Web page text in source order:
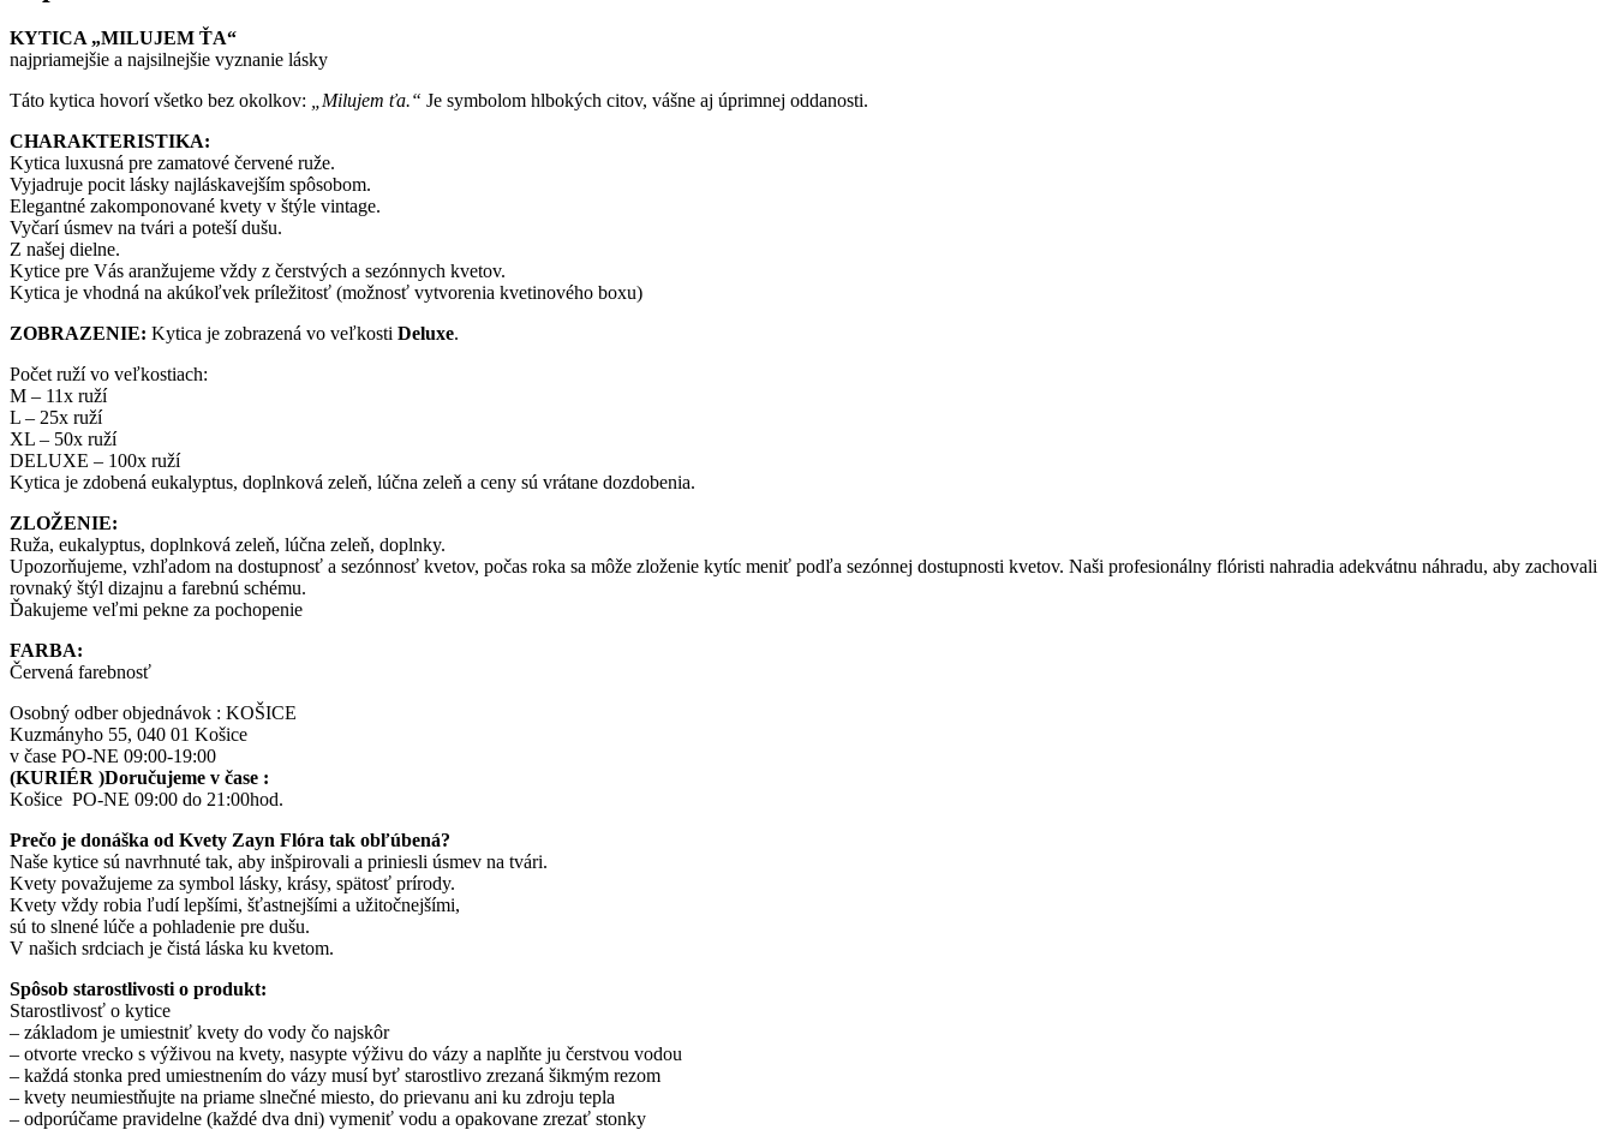
KYTICA „MILUJEM ŤA“
najpriamejšie a najsilnejšie vyznanie lásky
Táto kytica hovorí všetko bez okolkov:
„Milujem ťa.“ Je symbolom hlbokých citov, vášne aj úprimnej oddanosti.
CHARAKTERISTIKA:
Kytica luxusná pre zamatové červené ruže.
Vyjadruje pocit lásky najláskavejším spôsobom.
Elegantné zakomponované kvety v štýle vintage.
Vyčarí úsmev na tvári a poteší dušu.
Z našej dielne.
Kytice pre Vás aranžujeme vždy z čerstvých a sezónnych kvetov.
Kytica je vhodná na akúkoľvek príležitosť (možnosť vytvorenia kvetinového boxu)
ZOBRAZENIE: Kytica je zobrazená vo veľkosti Deluxe.
Počet ruží vo veľkostiach:
M – 11x ruží
L – 25x ruží
XL – 50x ruží
DELUXE – 100x ruží
Kytica je zdobená eukalyptus, doplnková zeleň, lúčna zeleň a ceny sú vrátane dozdobenia.
ZLOŽENIE:
Ruža, eukalyptus, doplnková zeleň, lúčna zeleň, doplnky.
Upozorňujeme, vzhľadom na dostupnosť a sezónnosť kvetov, počas roka sa môže zloženie kytíc meniť podľa sezónnej dostupnosti kvetov. Naši profesionálny flóristi nahradia adekvátnu náhradu, aby zachovali
rovnaký štýl dizajnu a farebnú schému.
Ďakujeme veľmi pekne za pochopenie
FARBA:
Červená farebnosť
Osobný odber objednávok : KOŠICE
Kuzmányho 55, 040 01 Košice
v čase PO-NE 09:00-19:00
(KURIÉR )Doručujeme v čase :
Košice PO-NE 09:00 do 21:00hod.
Prečo je donáška od Kvety Zayn Flóra tak obľúbená?
Naše kytice sú navrhnuté tak, aby inšpirovali a priniesli úsmev na tvári.
Kvety považujeme za symbol lásky, krásy, spätosť prírody.
Kvety vždy robia ľudí lepšími, šťastnejšími a užitočnejšími,
sú to slnené lúče a pohladenie pre dušu.
V našich srdciach je čistá láska ku kvetom.
Spôsob starostlivosti o produkt:
Starostlivosť o kytice
– základom je umiestniť kvety do vody čo najskôr
– otvorte vrecko s výživou na kvety, nasypte výživu do vázy a naplňte ju čerstvou vodou
– každá stonka pred umiestnením do vázy musí byť starostlivo zrezaná šikmým rezom
– kvety neumiestňujte na priame slnečné miesto, do prievanu ani ku zdroju tepla
– odporúčame pravidelne (každé dva dni) vymeniť vodu a opakovane zrezať stonky